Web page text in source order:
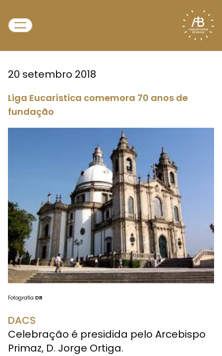
20 setembro 2018
Liga Eucarística comemora 70 anos de
fundação
Fotografia DR
DACS
Celebração é presidida pelo Arcebispo
Primaz, D. Jorge Ortiga.